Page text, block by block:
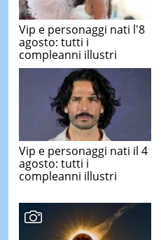
Vip e personaggi nati l'8
agosto: tutti i
compleanni illustri
Vip e personaggi nati il 4
agosto: tutti i
compleanni illustri